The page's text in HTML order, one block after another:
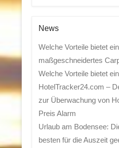
News
Welche Vorteile bietet ein
maßgeschneidertes
Welche Vorteile bietet
HotelTracker24.com –
zur Überwachung von
Preis Alarm
Urlaub am Bodensee:
besten für die Auszeit